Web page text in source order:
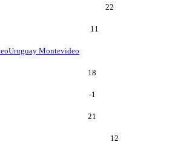
22
11
Uruguay Montevideo
18
-1
21
12